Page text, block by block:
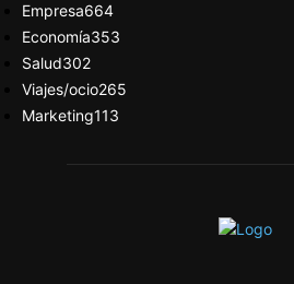
Empresa664
Economía353
Salud302
Viajes/ocio265
Marketing113